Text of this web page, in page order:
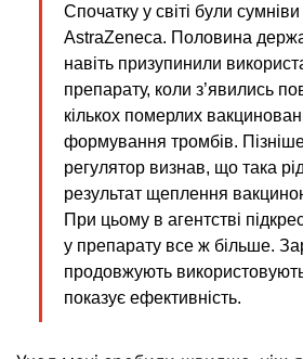
Спочатку у світі були
AstraZeneca. Половина
навіть призупинили
препарату, коли з’явились
кількох померлих
формування тромбів.
регулятор визнав, що така
результат щеплення
При цьому в агентстві
у препарату все ж більше.
продовжують
показує ефективність.